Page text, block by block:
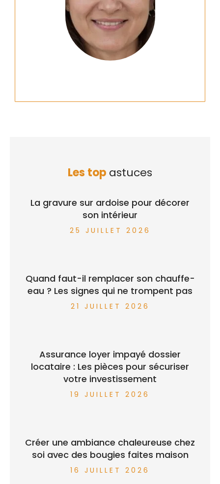
Les top astuces
La gravure sur ardoise pour décorer
son intérieur
25 JUILLET 2026
Quand faut-il remplacer son chauffe-
eau ? Les signes qui ne trompent pas
21 JUILLET 2026
Assurance loyer impayé dossier
locataire : Les pièces pour sécuriser
votre investissement
19 JUILLET 2026
Créer une ambiance chaleureuse chez
soi avec des bougies faites maison
16 JUILLET 2026